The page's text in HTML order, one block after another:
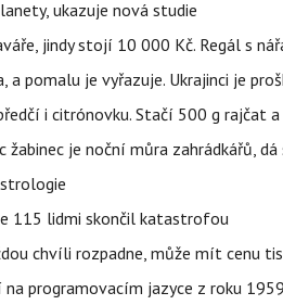
ukazuje nová studie
jindy stojí 10 000 Kč. Regál s
pomalu je vyřazuje. Ukrajinci je
i citrónovku. Stačí 500 g rajčat
je noční můra zahrádkářů,
115 lidmi skončil katastrofou
chvíli rozpadne, může mít cenu
programovacím jazyce z roku